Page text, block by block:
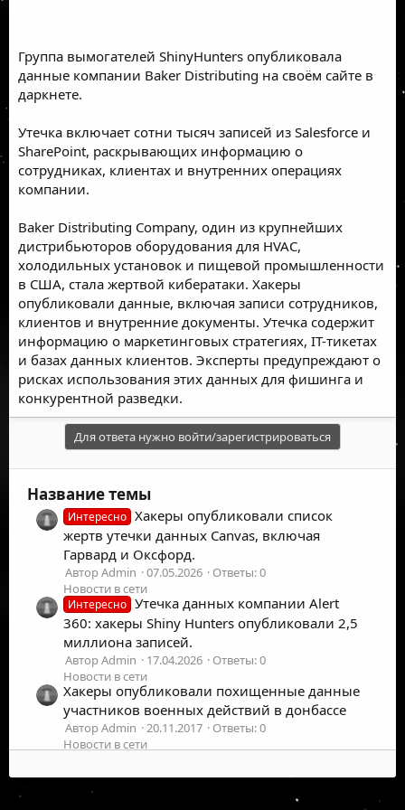
Группа вымогателей ShinyHunters опубликовала
данные компании Baker Distributing на своём сайте в
даркнете.
Утечка включает сотни тысяч записей из Salesforce и
SharePoint, раскрывающих информацию о
сотрудниках, клиентах и внутренних операциях
компании.
Baker Distributing Company, один из крупнейших
дистрибьюторов оборудования для HVAC,
холодильных установок и пищевой промышленности
в США, стала жертвой кибератаки. Хакеры
опубликовали данные, включая записи сотрудников,
клиентов и внутренние документы. Утечка содержит
информацию о маркетинговых стратегиях, IT-тикетах
и базах данных клиентов. Эксперты предупреждают о
рисках использования этих данных для фишинга и
конкурентной разведки.
Для ответа нужно войти/зарегистрироваться
Название темы
Интересно Хакеры опубликовали список
жертв утечки данных Canvas, включая
Гарвард и Оксфорд.
Автор Admin 07.05.2026
Ответы: 0
Новости в сети
Интересно Утечка данных компании Alert
360: хакеры Shiny Hunters опубликовали 2,5
миллиона записей.
Автор Admin 17.04.2026
Ответы: 0
Новости в сети
Хакеры опубликовали похищенные данные
участников военных действий в донбассе
Автор Admin 20.11.2017
Ответы: 0
Новости в сети
взлома iOS, похищенные у компании
Cellebrite
UFOLabs. Все права защищены.